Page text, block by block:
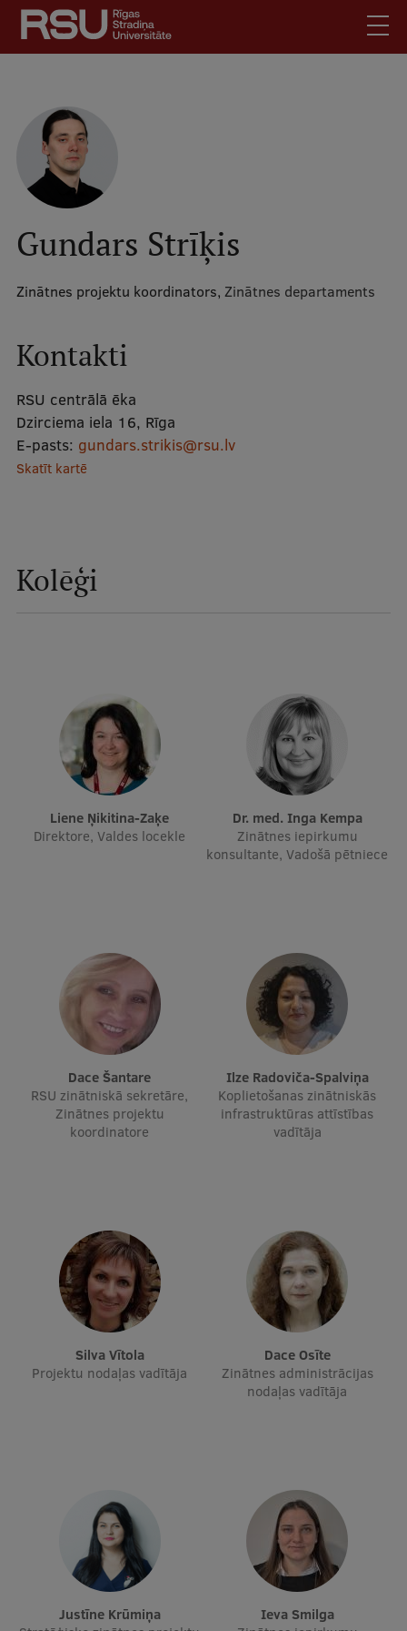
Pārlekt
galveno
saturu
Latviski
Mobile
augšējā
izvēlne
Skolēniem
Studentiem
Darbiniekiem
Darba devējiem
Kontakti
Mobile
galvenā
Studiju iespējas
Maģistra studiju programmas
Doktorantūra
Praktiska informācija
Par RSU
Mūsu cilvēki
Stratēģija
Struktūra
Vēsture un tradīcijas
Identitāte
RSU fonds
Ģerbonis
Projekti
Reitingi
Virtuālā tūre
Mūžizglītība
Gundars Strīķis
Zinātnes projektu koordinators, Zinātnes departaments
Kontakti
RSU centrālā ēka
Dzirciema iela 16, Rīga
E-pasts: gundars.strikis@rsu.lv
Skatīt kartē
Kolēģi
Liene Ņikitina-Zaķe
Direktore, Valdes locekle
Dr. med. Inga Kempa
Zinātnes iepirkumu
konsultante, Vadošā pētniece
Dace Šantare
RSU zinātniskā sekretāre,
Zinātnes projektu
koordinatore
Ilze Radoviča-Spalviņa
Koplietošanas zinātniskās
infrastruktūras attīstības
vadītāja
Silva Vītola
Projektu nodaļas vadītāja
Dace Osīte
Zinātnes administrācijas
nodaļas vadītāja
Justīne Krūmiņa
Ieva Smilga